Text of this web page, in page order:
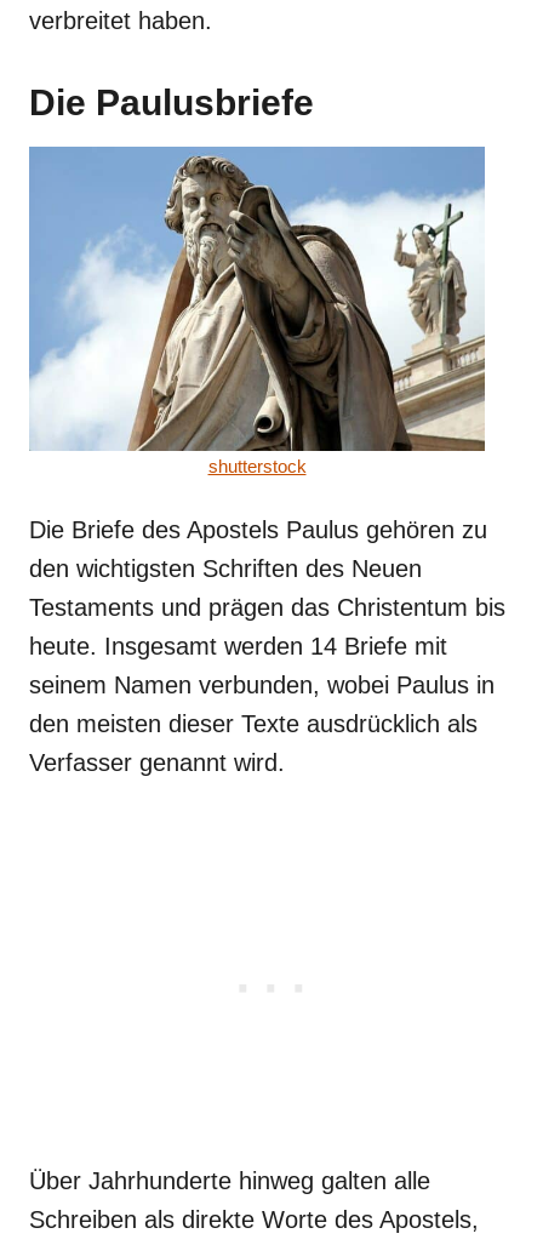
verbreitet haben.
Die Paulusbriefe
shutterstock
Die Briefe des Apostels Paulus gehören zu
den wichtigsten Schriften des Neuen
Testaments und prägen das Christentum bis
heute. Insgesamt werden 14 Briefe mit
seinem Namen verbunden, wobei Paulus in
den meisten dieser Texte ausdrücklich als
Verfasser genannt wird.
Über Jahrhunderte hinweg galten alle
Schreiben als direkte Worte des Apostels,